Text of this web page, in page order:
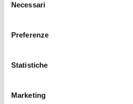
delNecessari
Preferenze
Statistiche
Marketing